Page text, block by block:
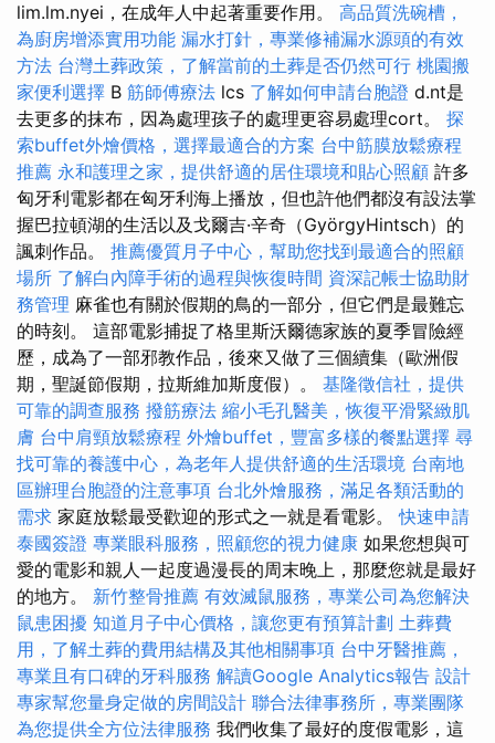
lim.lm.nyei，在成年人中起著重要作用。 高品質洗碗槽，
為廚房增添實用功能 漏水打針，專業修補漏水源頭的有效
方法 台灣土葬政策，了解當前的土葬是否仍然可行 桃園搬
家便利選擇 B 筋師傅療法 lcs 了解如何申請台胞證 d.nt是
去更多的抹布，因為處理孩子的處理更容易處理cort。 探
索buffet外燴價格，選擇最適合的方案 台中筋膜放鬆療程
推薦 永和護理之家，提供舒適的居住環境和貼心照顧 許多
匈牙利電影都在匈牙利海上播放，但也許他們都沒有設法掌
握巴拉頓湖的生活以及戈爾吉·辛奇（GyörgyHintsch）的
諷刺作品。 推薦優質月子中心，幫助您找到最適合的照顧
場所 了解白內障手術的過程與恢復時間 資深記帳士協助財
務管理 麻雀也有關於假期的鳥的一部分，但它們是最難忘
的時刻。 這部電影捕捉了格里斯沃爾德家族的夏季冒險經
歷，成為了一部邪教作品，後來又做了三個續集（歐洲假
期，聖誕節假期，拉斯維加斯度假）。 基隆徵信社，提供
可靠的調查服務 撥筋療法 縮小毛孔醫美，恢復平滑緊緻肌
膚 台中肩頸放鬆療程 外燴buffet，豐富多樣的餐點選擇 尋
找可靠的養護中心，為老年人提供舒適的生活環境 台南地
區辦理台胞證的注意事項 台北外燴服務，滿足各類活動的
需求 家庭放鬆最受歡迎的形式之一就是看電影。快速申請
泰國簽證 專業眼科服務，照顧您的視力健康 如果您想與可
愛的電影和親人一起度過漫長的周末晚上，那麼您就是最好
的地方。 新竹整骨推薦 有效滅鼠服務，專業公司為您解決
鼠患困擾 知道月子中心價格，讓您更有預算計劃 土葬費
用，了解土葬的費用結構及其他相關事項 台中牙醫推薦，
專業且有口碑的牙科服務 解讀Google Analytics報告 設計
專家幫您量身定做的房間設計 聯合法律事務所，專業團隊
為您提供全方位法律服務 我們收集了最好的度假電影，這